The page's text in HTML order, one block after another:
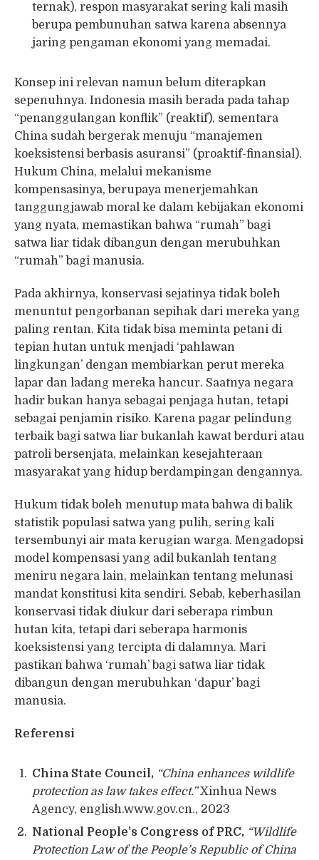
ternak), respon masyarakat sering kali masih
berupa pembunuhan satwa karena absennya
jaring pengaman ekonomi yang memadai.
Konsep ini relevan namun belum diterapkan
sepenuhnya. Indonesia masih berada pada tahap
“penanggulangan konflik” (reaktif), sementara
China sudah bergerak menuju “manajemen
koeksistensi berbasis asuransi” (proaktif-finansial).
Hukum China, melalui mekanisme
kompensasinya, berupaya menerjemahkan
tanggungjawab moral ke dalam kebijakan ekonomi
yang nyata, memastikan bahwa “rumah” bagi
satwa liar tidak dibangun dengan merubuhkan
“rumah” bagi manusia.
Pada akhirnya, konservasi sejatinya tidak boleh
menuntut pengorbanan sepihak dari mereka yang
paling rentan. Kita tidak bisa meminta petani di
tepian hutan untuk menjadi ‘pahlawan
lingkungan’ dengan membiarkan perut mereka
lapar dan ladang mereka hancur. Saatnya negara
hadir bukan hanya sebagai penjaga hutan, tetapi
sebagai penjamin risiko. Karena pagar pelindung
terbaik bagi satwa liar bukanlah kawat berduri atau
patroli bersenjata, melainkan kesejahteraan
masyarakat yang hidup berdampingan dengannya.
Hukum tidak boleh menutup mata bahwa di balik
statistik populasi satwa yang pulih, sering kali
tersembunyi air mata kerugian warga. Mengadopsi
model kompensasi yang adil bukanlah tentang
meniru negara lain, melainkan tentang melunasi
mandat konstitusi kita sendiri. Sebab, keberhasilan
konservasi tidak diukur dari seberapa rimbun
hutan kita, tetapi dari seberapa harmonis
koeksistensi yang tercipta di dalamnya. Mari
pastikan bahwa ‘rumah’ bagi satwa liar tidak
dibangun dengan merubuhkan ‘dapur’ bagi
manusia.
Referensi
China State Council, “China enhances wildlife
protection as law takes effect.”Xinhua News
Agency, english.www.gov.cn., 2023
National People’s Congress of PRC, “Wildlife
Protection Law of the People’s Republic of China